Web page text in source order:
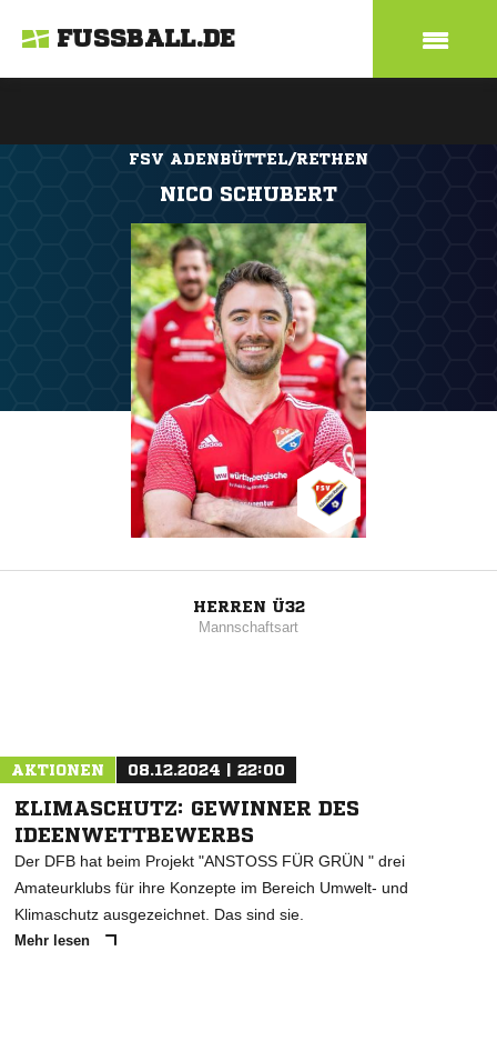
FUSSBALL.DE
FSV ADENBÜTTEL/RETHEN
NICO SCHUBERT
HERREN Ü32
Mannschaftsart
AKTIONEN 08.12.2024 | 22:00
KLIMASCHUTZ: GEWINNER DES
IDEENWETTBEWERBS
Der DFB hat beim Projekt "ANSTOSS FÜR GRÜN " drei
Amateurklubs für ihre Konzepte im Bereich Umwelt- und
Klimaschutz ausgezeichnet. Das sind sie.
Mehr lesen